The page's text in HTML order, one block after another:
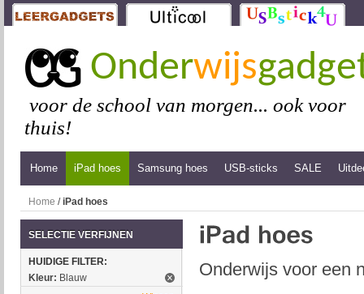
Onderwijs
voor de school van morgen... ook voor
thuis!
Home iPad hoes Samsung hoes USB-sticks SALE
Home /iPad hoes
Onderwijs voor een
SELECTIE VERFIJNEN
HUIDIGE FILTER:
Kleur: Blauw